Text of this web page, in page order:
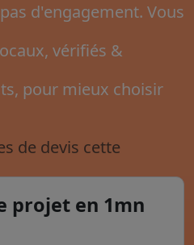
d'engagement. Vous
vérifiés &
pour mieux choisir
de devis cette
projet en 1mn